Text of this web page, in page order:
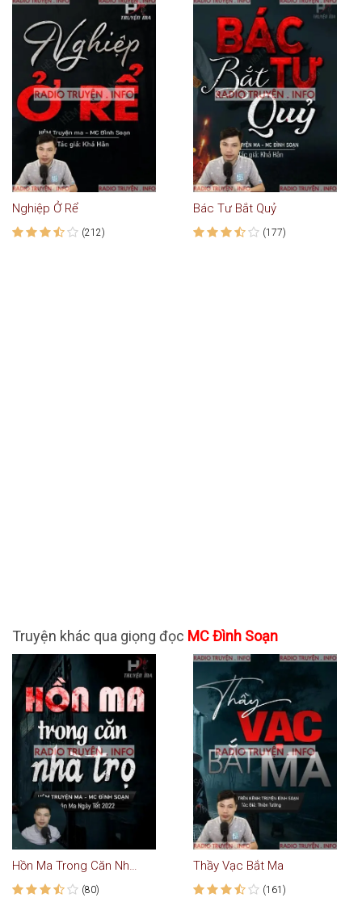
Nghiệp Ở Rể
(212)
Bác Tư Bắt Quỷ
(177)
Truyện khác qua giọng đọc MC Đình Soạn
Hồn Ma Trong Căn Nhà Trọ
(80)
Thầy Vạc Bắt Ma
(161)